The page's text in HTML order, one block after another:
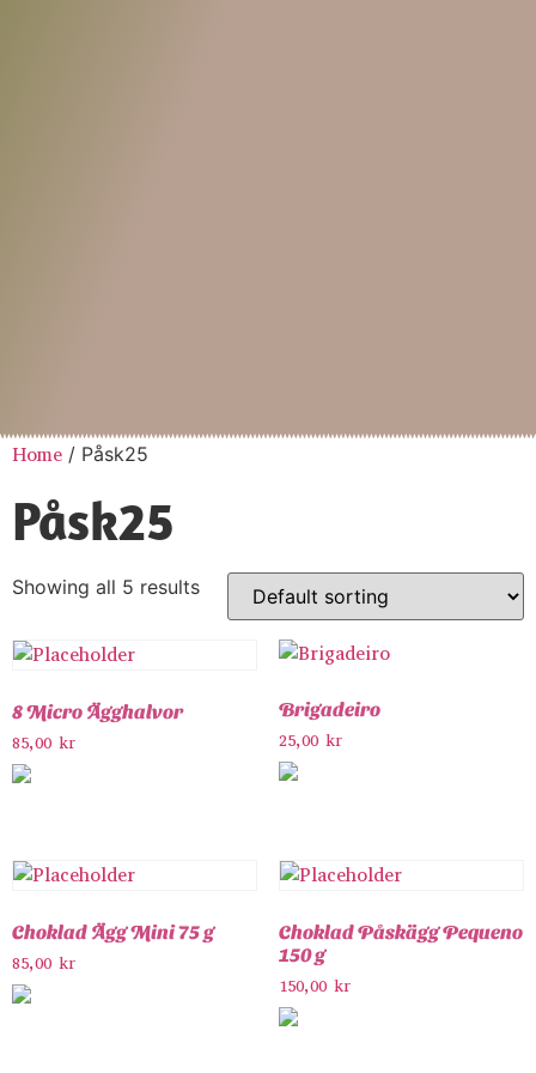
Home / Påsk25
Påsk25
Showing all 5 results
8 Micro Ägghalvor
85,00 kr
Brigadeiro
25,00 kr
Choklad Ägg Mini 75 g
85,00 kr
Choklad Påskägg Pequeno
150 g
150,00 kr